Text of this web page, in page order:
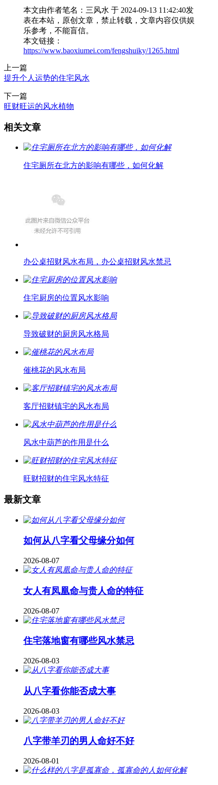
本文由作者笔名：三风水 于 2024-09-13 11:42:40发
表在本站，原创文章，禁止转载，文章内容仅供娱
乐参考，不能盲信。
本文链接：
https://www.baoxiumei.com/fengshuiky/1265.html
上一篇
提升个人运势的住宅风水
下一篇
旺财旺运的风水植物
相关文章
住宅厕所在北方的影响有哪些，如何化解
办公桌招财风水布局，办公桌招财风水禁忌
住宅厨房的位置风水影响
导致破财的厨房风水格局
催桃花的风水布局
客厅招财镇宅的风水布局
风水中葫芦的作用是什么
旺财招财的住宅风水特征
最新文章
如何从八字看父母缘分如何
2026-08-07
女人有凤凰命与贵人命的特征
2026-08-07
住宅落地窗有哪些风水禁忌
2026-08-03
从八字看你能否成大事
2026-08-03
八字带羊刃的男人命好不好
2026-08-01